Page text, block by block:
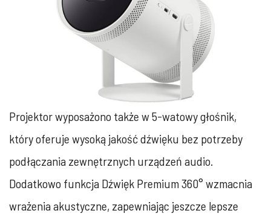
Projektor wyposażono także w 5-watowy głośnik,
który oferuje wysoką jakość dźwięku bez ‎potrzeby
podłączania zewnętrznych urządzeń audio.
Dodatkowo funkcja Dźwięk Premium ‎‎360° wzmacnia
wrażenia akustyczne, zapewniając jeszcze lepsze